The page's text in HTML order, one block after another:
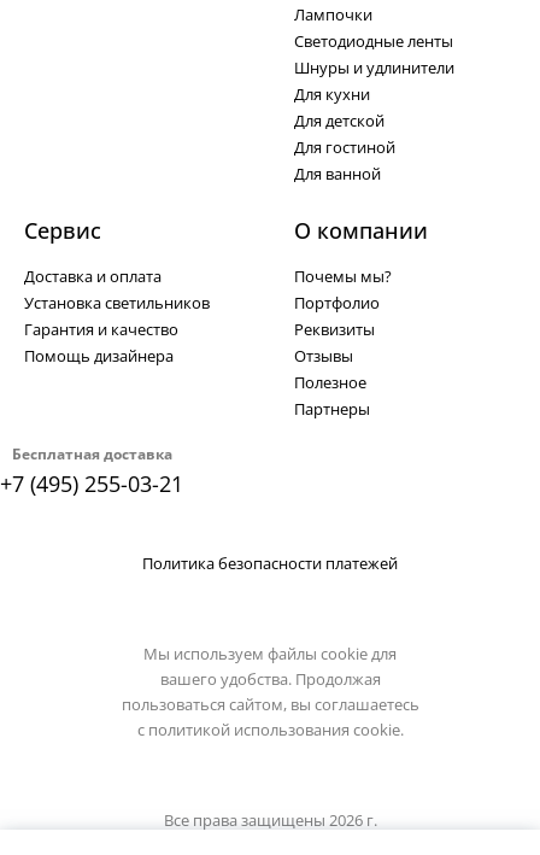
Бесплатная доставка
+7 (495) 255-03-21
Лампочки
Светодиодные ленты
Шнуры и удлинители
Для кухни
Для детской
Для гостиной
Для ванной
Сервис
Доставка и оплата
Установка светильников
Гарантия и качество
Помощь дизайнера
О компании
Почемы мы?
Портфолио
Реквизиты
Отзывы
Полезное
Партнеры
Политика безопасности платежей
Мы используем файлы cookie для
вашего удобства. Продолжая
пользоваться сайтом, вы соглашаетесь
с политикой использования cookie.
Все права защищены 2026 г.